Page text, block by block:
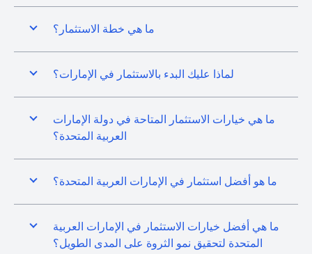
ما هي خطة الاستثمار؟
لماذا عليك البدء بالاستثمار في الإمارات؟
ما هي خيارات الاستثمار المتاحة في دولة الإمارات
العربية المتحدة؟
ما هو أفضل استثمار في الإمارات العربية المتحدة؟
ما هي أفضل خيارات الاستثمار في الإمارات العربية
المتحدة لتحقيق نمو الثروة على المدى الطويل؟